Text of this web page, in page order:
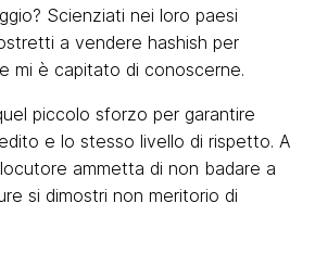
Scienziati nei loro paesi
a vendere hashish per
mi è capitato di conoscerne.
piccolo sforzo per garantire
e lo stesso livello di rispetto. A
ammetta di non badare a
si dimostri non meritorio di